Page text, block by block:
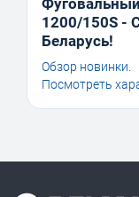
1200/150S -
Беларусь!
Обзор новинки.
Посмотреть